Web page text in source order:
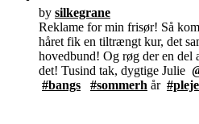
by silkegrane
Reklame for min frisør! Så
håret fik en tiltrængt kur, det
hovedbund! Og røg der en del
det! Tusind tak, dygtige Julie
#bangs
#sommerh år #pleje